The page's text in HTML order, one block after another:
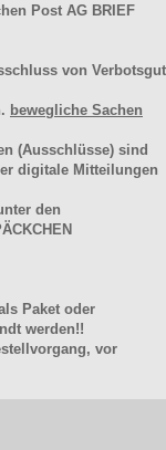
Post AG BRIEF
von Verbotsgut
bewegliche Sachen
(Ausschlüsse) sind
digitale Mitteilungen
den
Paket oder
werden!!
vor